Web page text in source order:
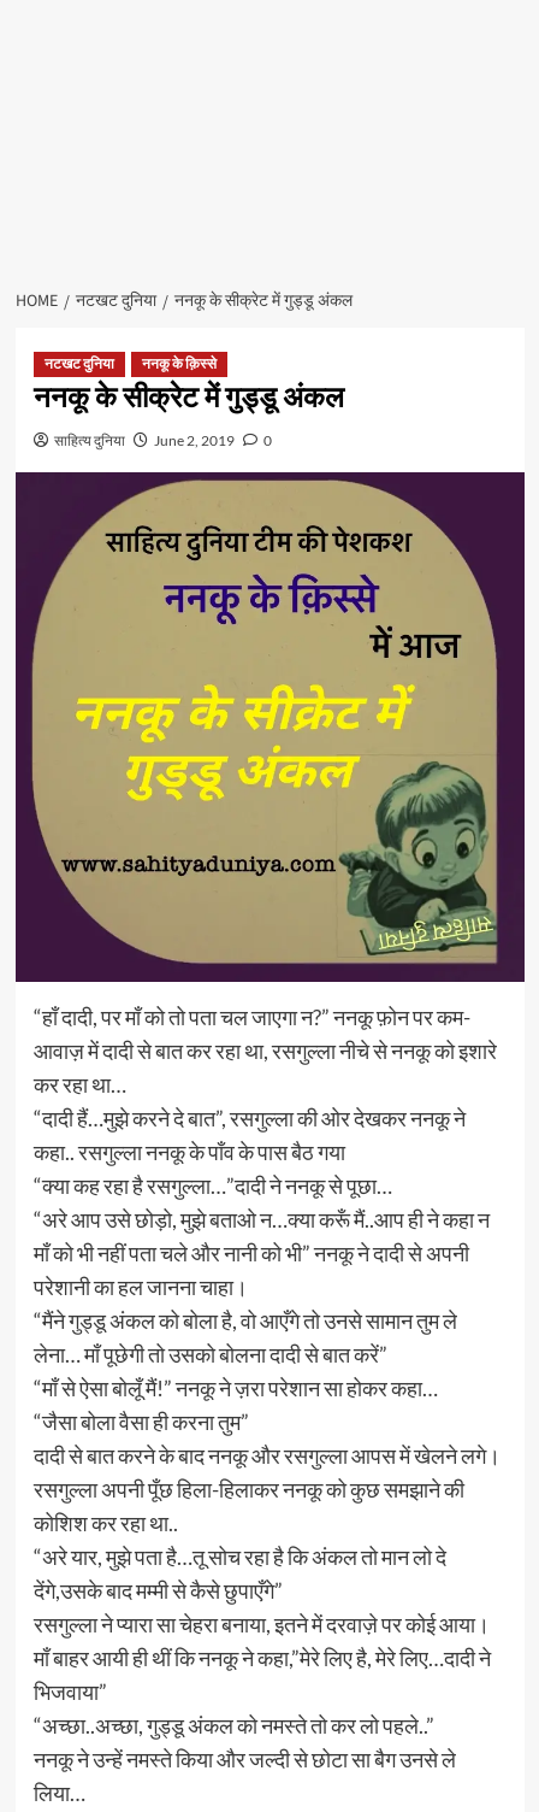
HOME नटखट दुनिया ननकू के सीक्रेट में गुड्डू अंकल
नटखट दुनिया ननकू के क़िस्से
ननकू के सीक्रेट में गुड्डू अंकल
साहित्य दुनिया June 2, 2019 0
“हाँ दादी, पर माँ को तो पता चल जाएगा न?” ननकू फ़ोन पर कम-
आवाज़ में दादी से बात कर रहा था, रसगुल्ला नीचे से ननकू को इशारे
कर रहा था…
“दादी हैं…मुझे करने दे बात”, रसगुल्ला की ओर देखकर ननकू ने
कहा.. रसगुल्ला ननकू के पाँव के पास बैठ गया
“क्या कह रहा है रसगुल्ला…”दादी ने ननकू से पूछा…
“अरे आप उसे छोड़ो, मुझे बताओ न…क्या करूँ मैं..आप ही ने कहा न
माँ को भी नहीं पता चले और नानी को भी” ननकू ने दादी से अपनी
परेशानी का हल जानना चाहा।
“मैंने गुड्डू अंकल को बोला है, वो आएँगे तो उनसे सामान तुम ले
लेना… माँ पूछेगी तो उसको बोलना दादी से बात करें”
“माँ से ऐसा बोलूँ मैं!” ननकू ने ज़रा परेशान सा होकर कहा…
“जैसा बोला वैसा ही करना तुम”
दादी से बात करने के बाद ननकू और रसगुल्ला आपस में खेलने लगे।
रसगुल्ला अपनी पूँछ हिला-हिलाकर ननकू को कुछ समझाने की
कोशिश कर रहा था..
“अरे यार, मुझे पता है…तू सोच रहा है कि अंकल तो मान लो दे
देंगे,उसके बाद मम्मी से कैसे छुपाएँगे”
रसगुल्ला ने प्यारा सा चेहरा बनाया, इतने में दरवाज़े पर कोई आया।
माँ बाहर आयी ही थीं कि ननकू ने कहा,”मेरे लिए है, मेरे लिए…दादी ने
भिजवाया”
“अच्छा..अच्छा, गुड्डू अंकल को नमस्ते तो कर लो पहले..”
ननकू ने उन्हें नमस्ते किया और जल्दी से छोटा सा बैग उनसे ले
लिया…